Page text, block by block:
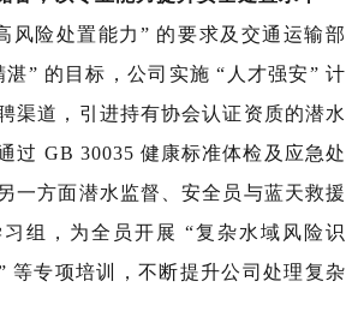
风险处置能力” 的要求及交通运输部
” 的目标，公司实施 “人才强安” 计
渠道，引进持有协会认证资质的潜水
过 GB 30035 健康标准体检及应急处
一方面潜水监督、安全员与蓝天救援
组，为全员开展 “复杂水域风险识
等专项培训，不断提升公司处理复杂